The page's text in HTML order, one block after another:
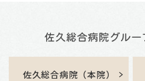
佐久総合病院（本院）